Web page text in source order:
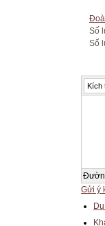
Số
Số
Kích
Gửi ý